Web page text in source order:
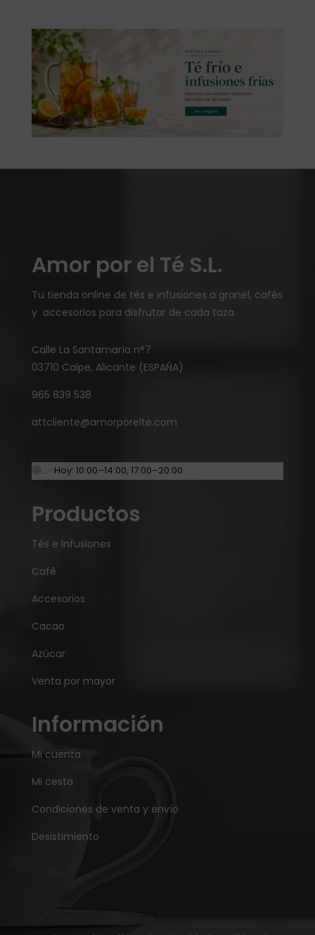
Amor por el Té S.L.
Tu tienda online de tés e infusiones a granel, cafés
y accesorios para disfrutar de cada taza
Calle La Santamaría n°7
03710 Calpe, Alicante (ESPAÑA)
965 839 538
attcliente@amorporelte.com
… · Hoy: 10:00–14:00, 17:00–20:00
Productos
Tés e Infusiones
Café
Accesorios
Cacao
Azúcar
Venta por mayor
Información
Mi cuenta
Mi cesta
Condiciones de venta y envío
Desistimiento